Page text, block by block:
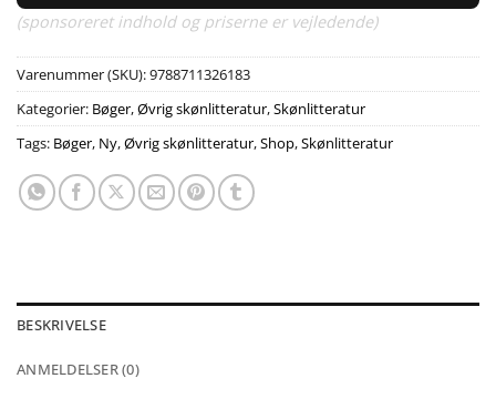
(sponsoreret indhold og priserne er vejledende)
Varenummer (SKU):9788711326183
Kategorier: Bøger,Øvrig skønlitteratur,Skønlitteratur
Tags: Bøger, Ny,Øvrig skønlitteratur,Shop,Skønlitteratur
BESKRIVELSE
ANMELDELSER (0)